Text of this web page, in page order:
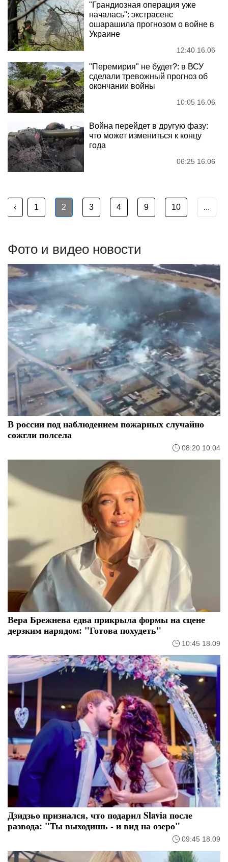
"Грандиозная операция уже
началась": экстрасенс
ошарашила прогнозом о войне в
Украине
12:40 16.06
"Перемирия" не будет?: в ВСУ
сделали тревожный прогноз об
окончании войны
10:05 16.06
Война перейдет в другую фазу:
что может измениться к концу
года
06:25 16.06
‹ 1 2 3 4 9 10 ...
Фото и видео новости
В россии под наблюдением пожарных случайно
сожгли полсела
08:20 10.04
Вера Брежнева едва прикрыла формы на сцене
дерзким нарядом: "Готова похудеть"
10:45 18.09
Дзидзьо признался, что подарил Slavia после
развода: "Ты выходишь - и вид на озеро"
09:45 18.09